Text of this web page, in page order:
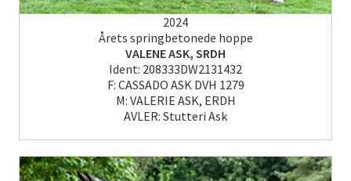
2024
Årets springbetonede hoppe
VALENE ASK, SRDH
Ident: 208333DW2131432
F: CASSADO ASK DVH 1279
M: VALERIE ASK, ERDH
AVLER: Stutteri Ask